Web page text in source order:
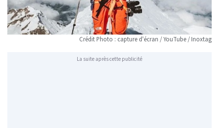
Crédit Photo : capture d'écran / YouTube / Inoxtag
La suite après cette publicité